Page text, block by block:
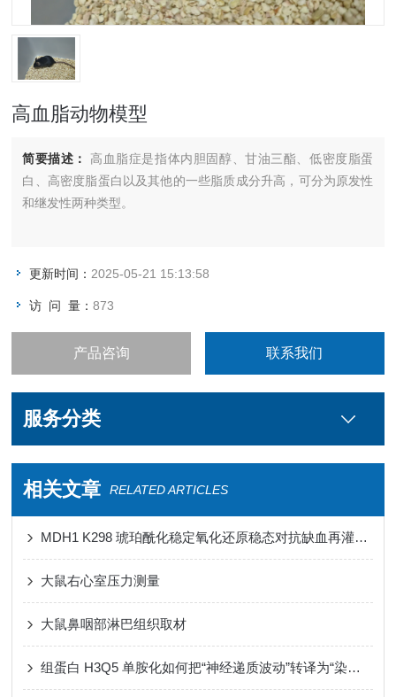
高血脂动物模型
简要描述：
高血脂症是指体内胆固醇、甘油三酯、低密度脂蛋
白、高密度脂蛋白以及其他的一些脂质成分升高，可分为原发性
和继发性两种类型。
更新时间： 2025-05-21 15:13:58
访 问 量：873
产品咨询 联系我们
服务分类
相关文章 RELATED ARTICLES
MDH1 K298 琥珀酰化稳定氧化还原稳态对抗缺血再灌注损伤心肌铁死亡
大鼠右心室压力测量
大鼠鼻咽部淋巴组织取材
组蛋白 H3Q5 单胺化如何把“神经递质波动”转译为“染色质节律”